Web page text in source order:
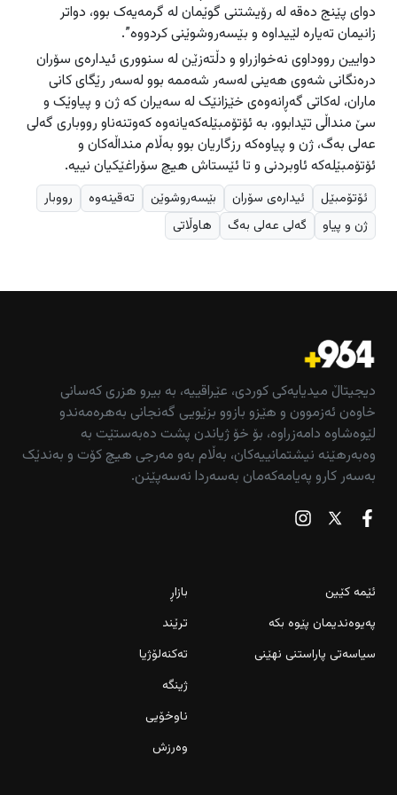
دوای پێنج دەقە لە رۆیشتنی گوێمان لە گرمەیەک بوو، دواتر
زانیمان تەیارە لێیداوە و بێسەروشوێنی کردووە”.
دوایین رووداوی نەخوازراو و دڵتەزێن لە سنووری ئیدارەی سۆران
درەنگانی شەوی هەینی لەسەر شەممە بوو لەسەر رێگای کانی
ماران، لەکاتی گەڕانەوەی خێزانێک لە سەیران کە ژن و پیاوێک و
سێ منداڵی تێدابوو، بە ئۆتۆمبێلەکەیانەوە کەوتنەناو رووباری گەلی
عەلی بەگ، ژن و پیاوەکە رزگاریان بوو بەڵام منداڵەکان و
ئۆتۆمبێلەکە ئاوبردنی و تا ئێستاش هیچ سۆراغێکیان نییە.
ئۆتۆمبێل ئیدارەی سۆران بێسەروشوێن تەقینەوە
رووبار
ژن و پیاو
گەلی عەلی بەگ هاوڵاتی
دیجیتاڵ میدیایەکی کوردی، عێراقییە، بە بیرو هزری کەسانی
خاوەن ئەزموون و هێزو بازوو بزێویی گەنجانی بەهرەمەندو
لێوەشاوە دامەزراوە، بۆ خۆ ژیاندن پشت دەبەستێت بە
وەبەرهێنە نیشتمانییەکان، بەڵام بەو مەرجی هیچ کۆت و بەندێک
بەسەر کارو پەیامەکەمان بەسەردا نەسەپێنن.
ئێمە کێین
پەیوەندیمان پێوە بکە
سیاسەتی پاراستنی نهێنی
بازاڕ
ترێند
تەکنەلۆژیا
ژینگە
ناوخۆیی
وەرزش